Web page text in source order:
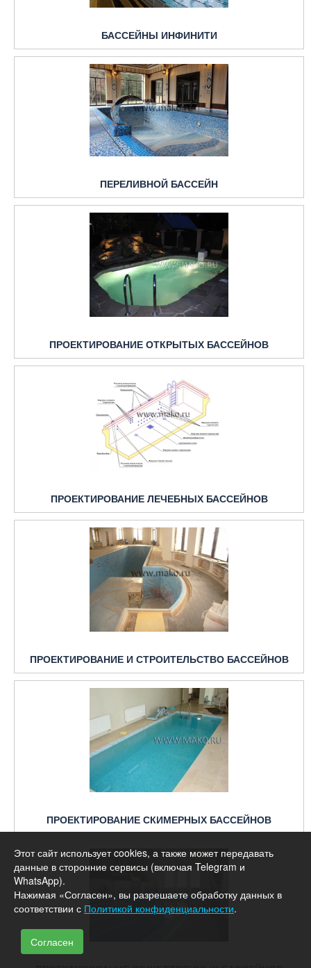
Этот сайт использует cookies, а также может передавать
данные в сторонние сервисы (включая Telegram и
WhatsApp).
Нажимая «Согласен», вы разрешаете обработку данных в
соответствии с Политикой конфиденциальности.
Согласен
БАССЕЙНЫ ИНФИНИТИ
ПЕРЕЛИВНОЙ БАССЕЙН
ПРОЕКТИРОВАНИЕ ОТКРЫТЫХ БАССЕЙНОВ
ПРОЕКТИРОВАНИЕ ЛЕЧЕБНЫХ БАССЕЙНОВ
ПРОЕКТИРОВАНИЕ И СТРОИТЕЛЬСТВО БАССЕЙНОВ
ПРОЕКТИРОВАНИЕ СКИМЕРНЫХ БАССЕЙНОВ